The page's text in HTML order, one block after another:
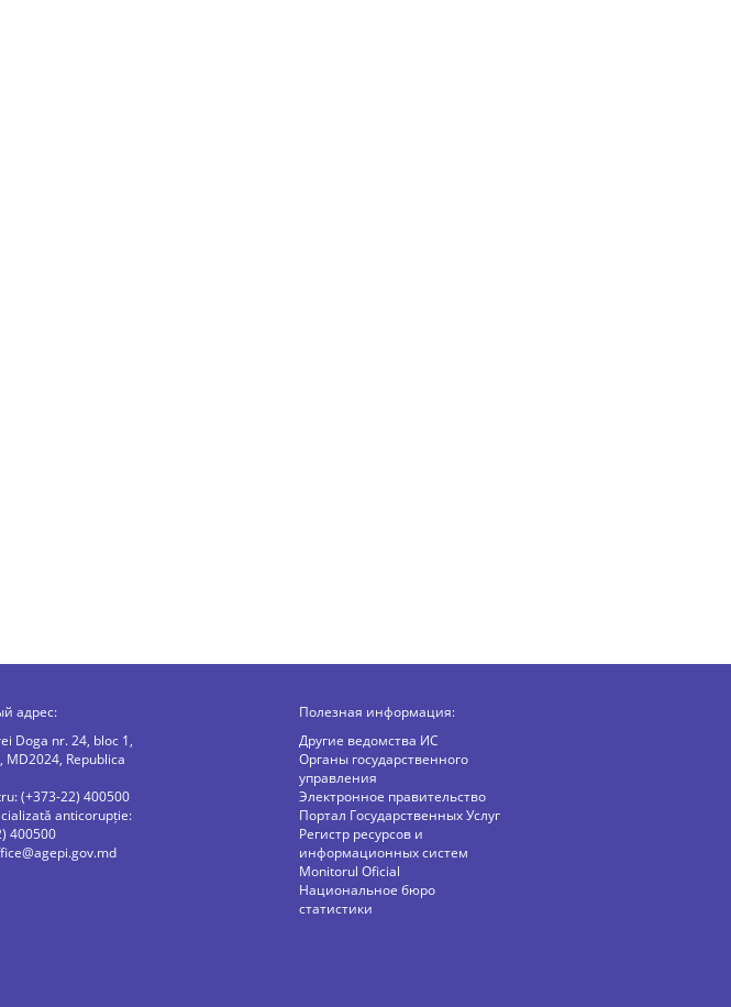
адрес:
Doga nr. 24, bloc 1,
MD2024, Republica
(+373-22) 400500
anticorupție:
400500
Полезная информация:
Другие ведомства ИС
Органы государственного
управления
Электронное правительство
Портал Государственных Услуг
Регистр ресурсов и
информационных систем
Monitorul Oficial
Национальное бюро
статистики